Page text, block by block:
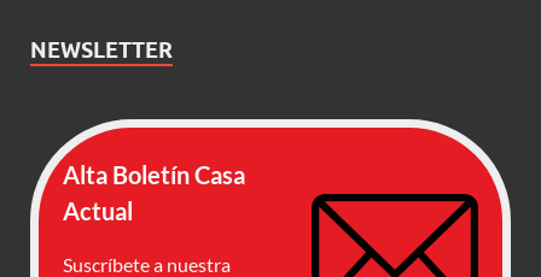
NEWSLETTER
Alta Boletín Casa
Actual
Suscríbete a nuestra